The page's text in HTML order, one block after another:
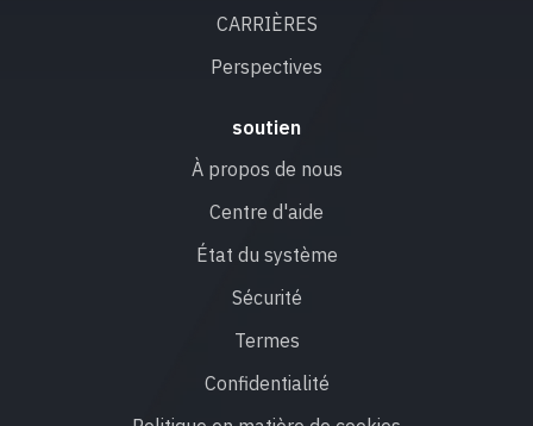
CARRIÈRES
Perspectives
soutien
À propos de nous
Centre d'aide
État du système
Sécurité
Termes
Confidentialité